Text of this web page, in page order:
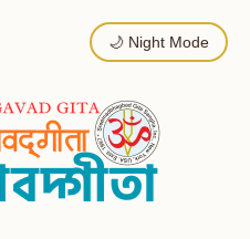
🌙 Night Mode